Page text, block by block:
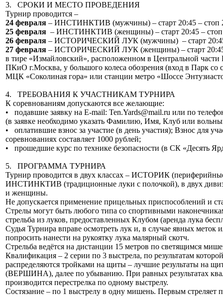
3. СРОКИ И МЕСТО ПРОВЕДЕНИЯ
Турнир проводится –
24 февраля – ИНСТИНКТИВ (мужчины) – старт 20:45 – стоп
25 февраля – ИНСТИНКТИВ (женщины) – старт 20:45 – стоп
26 февраля – ИСТОРИЧЕСКИЙ ЛУК (мужчины) – старт 20:45
27 февраля – ИСТОРИЧЕСКИЙ ЛУК (женщины) – старт 20:45
в тире «Измайловский», расположенном в Центральной части
ПКиО г.Москва, у большого колеса обозрения (вход в Парк со
МЦК «Соколиная гора» или станции метро «Шоссе
4. ТРЕБОВАНИЯ К УЧАСТНИКАМ ТУРНИРА
К соревнованиям допускаются все желающие:
• подавшие заявку на E-mail: Ten.Yards@mail.ru или по
(в заявке необходимо указать Фамилию, Имя, Клуб или
• оплатившие взнос за участие (в день участия); Взнос для
соревнованиях составляет 1000 рублей;
• прошедшие курс по технике безопасности (в СК «Десять
5. ПРОГРАММА ТУРНИРА
Турнир проводится в двух классах – ИСТОРИК
ИНСТИНКТИВ (традиционные луки с полочкой), в двух
и женщины.
Не допускается применение прицельных приспособлений и
Стрелы могут быть любого типа со спортивными
стрельба из луков, предоставленных Клубом (аренда лука
Судья Турнира вправе осмотреть лук и, в случае явных меток
попросить нанести на рукоятку лука малярный скотч.
Стрельба ведётся на дистанции 15 метров по светящимся
Квалификация – 2 серии по 3 выстрела, по результатам
распределяются тройками на щиты – лучшие результаты на
(ВЕРШИНА), далее по убыванию. При равных результатах
производится перестрелка по одному выстрелу.
Состязание – по 1 выстрелу в одну мишень. Первым стреляет